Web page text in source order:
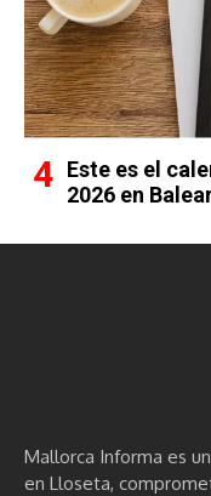
Este es el
2026 en
Mallorca Informa es
en Lloseta,